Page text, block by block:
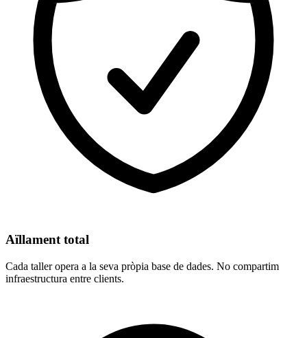
Aïllament total
Cada taller opera a la seva pròpia base de dades. No compartim
infraestructura entre clients.